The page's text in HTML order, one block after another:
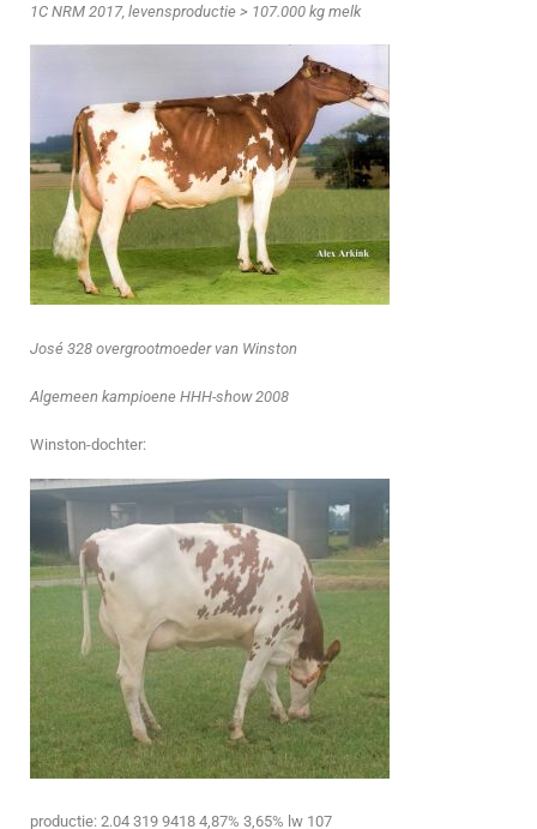
1C NRM 2017, levensproductie > 107.000 kg melk
José 328 overgrootmoeder van Winston
Algemeen kampioene HHH-show 2008
Winston-dochter:
productie: 2.04 319 9418 4,87% 3,65% lw 107